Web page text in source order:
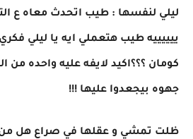
ليلي لنفسها : طيب اتحدث معاه ع
ييييييه طيب هتعملي ايه يا ليلي
كومان ؟؟؟اكيد لايفه عليه واحده من
جهوه بيجعدوا عليها !!!
ظلت تمشي و عقلها في صراع هل من